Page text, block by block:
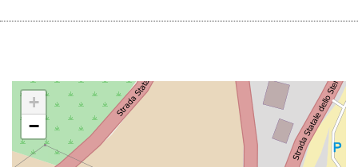
+
−